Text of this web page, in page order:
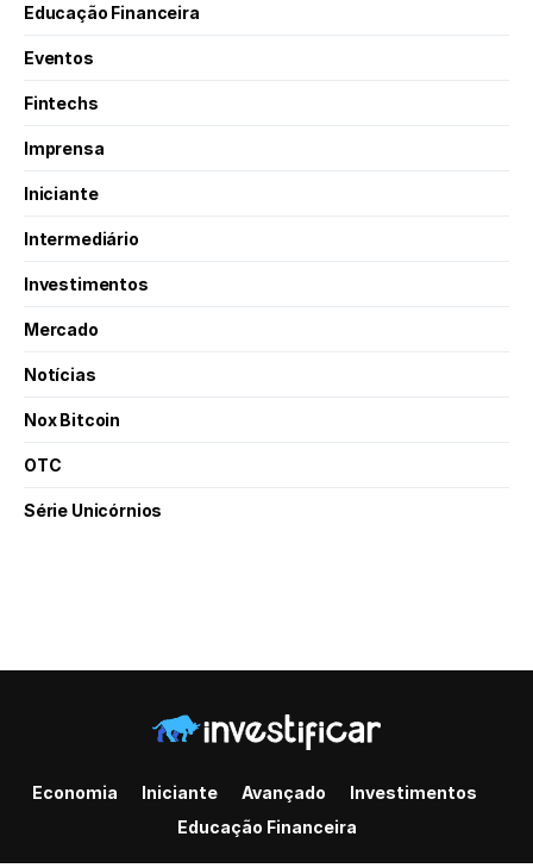
Educação Financeira
Eventos
Fintechs
Imprensa
Iniciante
Intermediário
Investimentos
Mercado
Notícias
Nox Bitcoin
OTC
Série Unicórnios
Economia Iniciante Avançado
Investimentos
Educação Financeira